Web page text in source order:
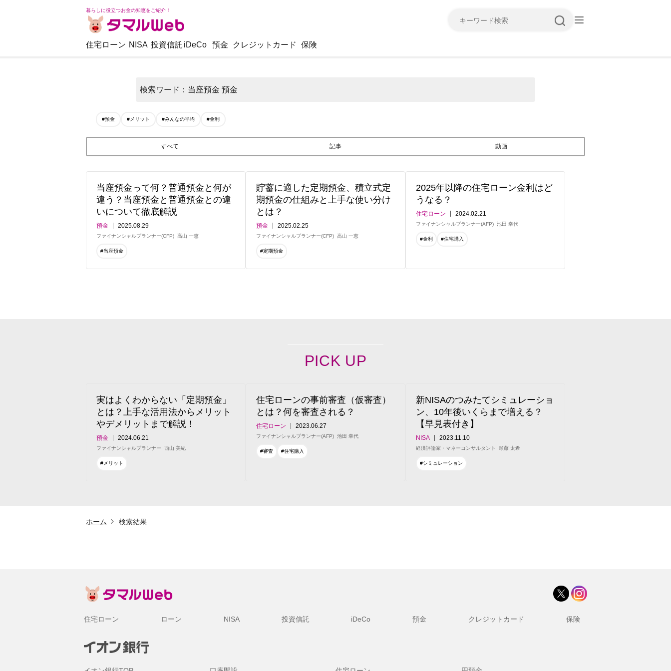
暮らしに役立つお金の知恵をご紹介！
キーワード検索
住宅ローン NISA 投資信託 iDeCo 預金 クレジットカード 保険
検索ワード：当座預金 預金
#預金 #メリット #みんなの平均 #金利
すべて 記事 動画
当座預金って何？普通預金と何が
違う？当座預金と普通預金との違
いについて徹底解説
預金 2025.08.29
ファイナンシャルプランナー(CFP) 高山 一恵
#当座預金
貯蓄に適した定期預金、積立式定
期預金の仕組みと上手な使い分け
とは？
預金 2025.02.25
ファイナンシャルプランナー(CFP) 高山 一恵
#定期預金
2025年以降の住宅ローン金利はど
うなる？
住宅ローン 2024.02.21
ファイナンシャルプランナー(AFP) 池田 幸代
#金利 #住宅購入
PICK UP
実はよくわからない「定期預金」
とは？上手な活用法からメリット
やデメリットまで解説！
預金 2024.06.21
ファイナンシャルプランナー 西山 美紀
#メリット
住宅ローンの事前審査（仮審査）
とは？何を審査される？
住宅ローン 2023.06.27
ファイナンシャルプランナー(AFP) 池田 幸代
#審査 #住宅購入
新NISAのつみたてシミュレーショ
ン、10年後いくらまで増える？
【早見表付き】
NISA 2023.11.10
経済評論家・マネーコンサルタント 頼藤 太希
#シミュレーション
ホーム 検索結果
住宅ローン ローン NISA 投資信託 iDeCo 預金 クレジットカード 保険